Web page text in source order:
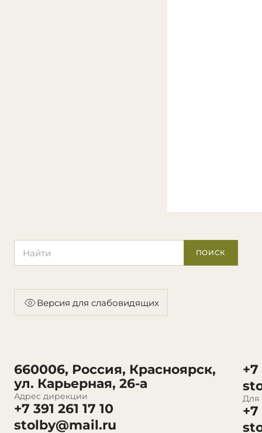
ПОИСК
Версия для слабовидящих
660006, Россия, Красноярск,
ул. Карьерная, 26-а
Адрес дирекции
+7 391 261 17 10
stolby@mail.ru
Для
+7